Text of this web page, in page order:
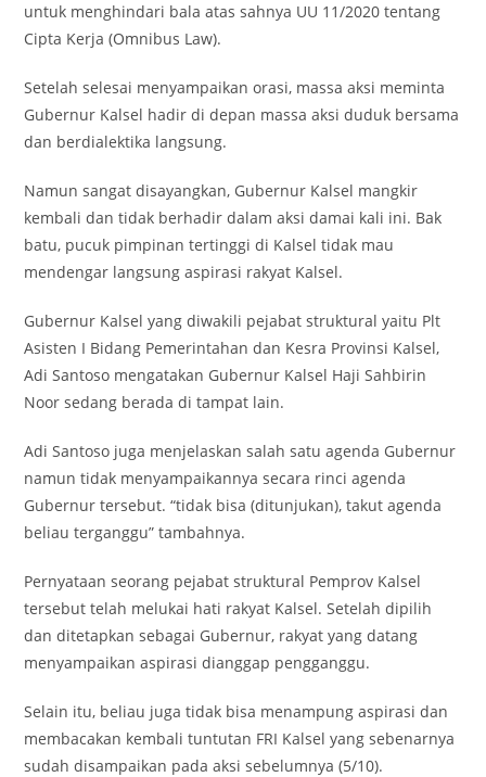
untuk menghindari bala atas sahnya UU 11/2020 tentang
Cipta Kerja (Omnibus Law).
Setelah selesai menyampaikan orasi, massa aksi meminta
Gubernur Kalsel hadir di depan massa aksi duduk bersama
dan berdialektika langsung.
Namun sangat disayangkan, Gubernur Kalsel mangkir
kembali dan tidak berhadir dalam aksi damai kali ini. Bak
batu, pucuk pimpinan tertinggi di Kalsel tidak mau
mendengar langsung aspirasi rakyat Kalsel.
Gubernur Kalsel yang diwakili pejabat struktural yaitu Plt
Asisten I Bidang Pemerintahan dan Kesra Provinsi Kalsel,
Adi Santoso mengatakan Gubernur Kalsel Haji Sahbirin
Noor sedang berada di tampat lain.
Adi Santoso juga menjelaskan salah satu agenda Gubernur
namun tidak menyampaikannya secara rinci agenda
Gubernur tersebut. “tidak bisa (ditunjukan), takut agenda
beliau terganggu” tambahnya.
Pernyataan seorang pejabat struktural Pemprov Kalsel
tersebut telah melukai hati rakyat Kalsel. Setelah dipilih
dan ditetapkan sebagai Gubernur, rakyat yang datang
menyampaikan aspirasi dianggap pengganggu.
Selain itu, beliau juga tidak bisa menampung aspirasi dan
membacakan kembali tuntutan FRI Kalsel yang sebenarnya
sudah disampaikan pada aksi sebelumnya (5/10).